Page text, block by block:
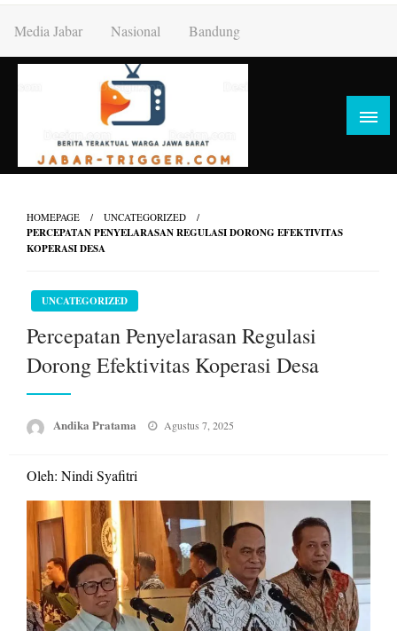
content
Media Jabar Nasional Bandung
HOMEPAGE UNCATEGORIZED
PERCEPATAN PENYELARASAN REGULASI DORONG EFEKTIVITAS
KOPERASI DESA
UNCATEGORIZED
Percepatan Penyelarasan Regulasi
Dorong Efektivitas Koperasi Desa
Andika Pratama
Posted
Agustus 7, 2025
Oleh: Nindi Syafitri